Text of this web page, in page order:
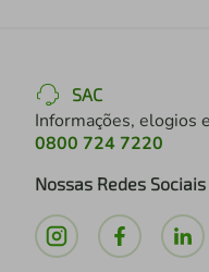
SAC
Informações, elogios
0800 724 7220
Nossas Redes Sociais